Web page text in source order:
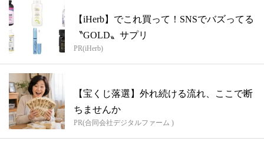
【iHerb】でこれ買って！SNSでバズってる
〝GOLD〟サプリ
PR(iHerb)
【宝くじ落選】外れ続ける流れ、ここで断
ちませんか
PR(合同会社デジタルファーム )